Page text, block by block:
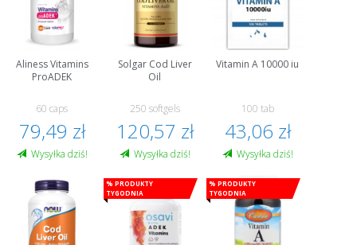
Aliness Vitamins
ProADEK
60 caps
79,49 zł
Wysyłka dziś!
Solgar Cod Liver
Oil
250 softgels
120,57 zł
Wysyłka dziś!
Vitamin A 10000 iu
100 tab
43,06 zł
Wysyłka dziś!
% Produkty
tygodnia
% Produkty
tygodnia